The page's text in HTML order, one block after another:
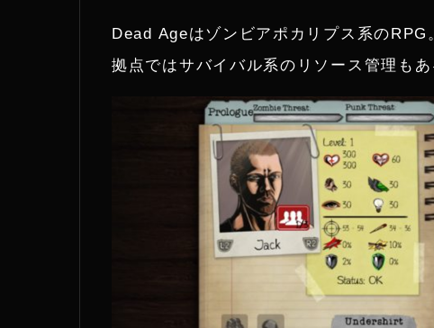
Dead Ageはゾンビアポカリプス系の
拠点ではサバイバル系のリソース管理もあ